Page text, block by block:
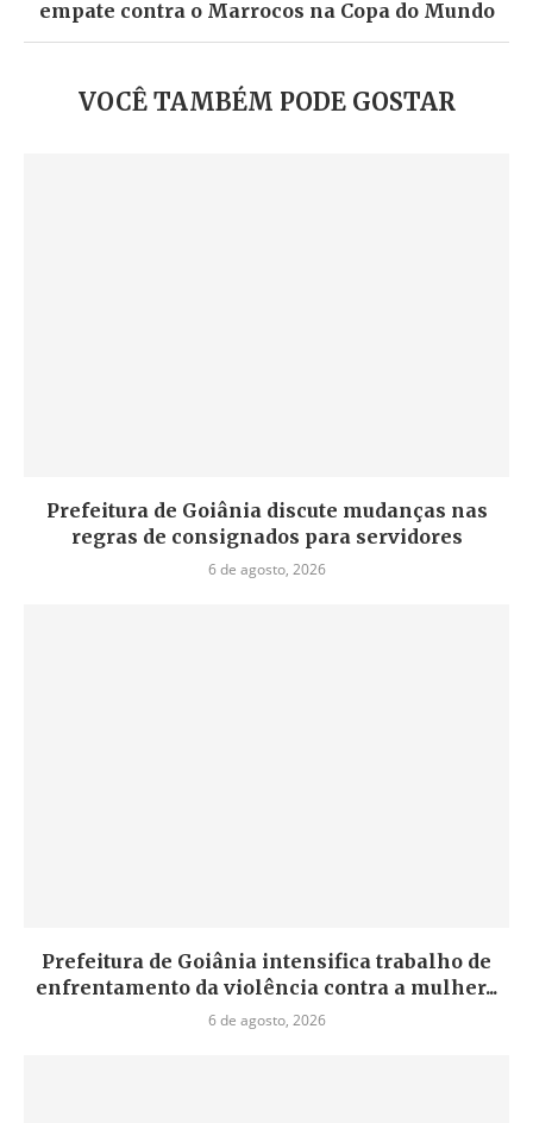
empate contra o Marrocos na Copa do Mundo
VOCÊ TAMBÉM PODE GOSTAR
Prefeitura de Goiânia discute mudanças nas
regras de consignados para servidores
6 de agosto, 2026
Prefeitura de Goiânia intensifica trabalho de
enfrentamento da violência contra a mulher...
6 de agosto, 2026